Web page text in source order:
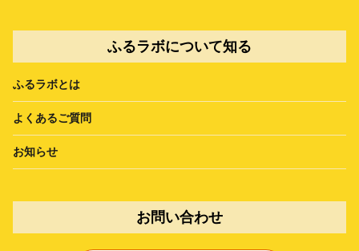
ふるラボについて知る
ふるラボとは
よくあるご質問
お知らせ
お問い合わせ